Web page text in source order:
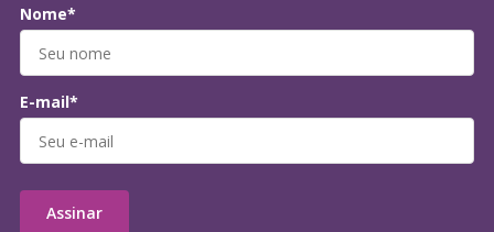
Nome*
E-mail*
Assinar